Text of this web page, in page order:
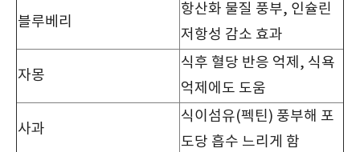
블루베리
항산화 물질 풍부, 인슐린
저항성 감소 효과
자몽
식후 혈당 반응 억제, 식욕
억제에도 도움
사과
식이섬유(펙틴) 풍부해 포
도당 흡수 느리게 함